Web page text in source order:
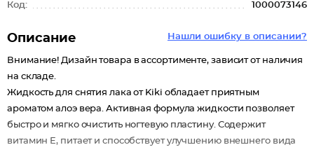
Код: 1000073146
Нашли ошибку в описании?
Описание
Внимание! Дизайн товара в ассортименте, зависит от наличия
на складе.
Жидкость для снятия лака от Kiki обладает приятным
ароматом алоэ вера. Активная формула жидкости позволяет
быстро и мягко очистить ногтевую пластину. Содержит
витамин E, питает и способствует улучшению внешнего вида